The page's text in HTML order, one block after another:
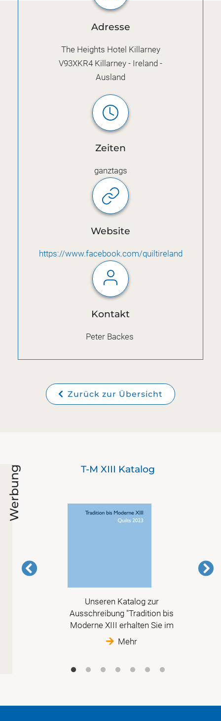
Adresse
The Heights Hotel Killarney
V93XKR4 Killarney - Ireland -
Ausland
Zeiten
ganztags
Website
https://www.facebook.com/quiltireland
Kontakt
Peter Backes
Zurück zur Übersicht
Werbung T-M XIII Katalog
Unseren Katalog zur
Ausschreibung "Tradition bis
Moderne XIII erhalten Sie im
Mehr